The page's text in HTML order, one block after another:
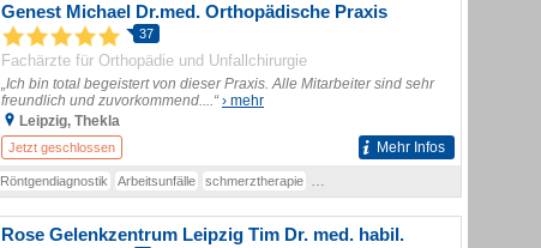
Genest Michael Dr.med. Orthopädische Praxis
37
Fachärzte für Orthopädie und Unfallchirurgie
„Ich bin total begeistert von dieser Praxis. Alle Mitarbeiter sind sehr
freundlich und zuvorkommend....“› mehr
Leipzig, Thekla
Jetzt geschlossen Mehr Infos
Röntgendiagnostik Arbeitsunfälle schmerztherapie
Rose Gelenkzentrum Leipzig Tim Dr. med. habil.